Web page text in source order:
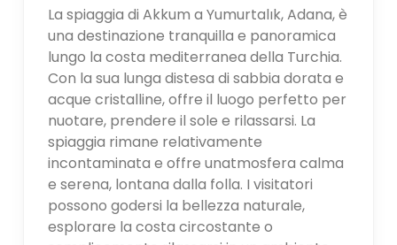
La spiaggia di Akkum a Yumurtalık, Adana, è
una destinazione tranquilla e panoramica
lungo la costa mediterranea della Turchia.
Con la sua lunga distesa di sabbia dorata e
acque cristalline, offre il luogo perfetto per
nuotare, prendere il sole e rilassarsi. La
spiaggia rimane relativamente
incontaminata e offre unatmosfera calma
e serena, lontana dalla folla. I visitatori
possono godersi la bellezza naturale,
esplorare la costa circostante o